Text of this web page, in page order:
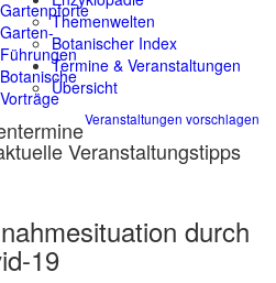
Gartenpforte
Garten-
Führungen
Botanische
Vorträge
Veranstaltungen vorschlagen
Veranstaltungstipps
durch
19
Themenwelten
Botanischer Index
Termine & Veranstaltungen
Übersicht